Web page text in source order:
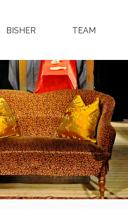
BISHER TEAM